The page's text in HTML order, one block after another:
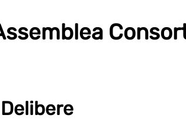
Delibere